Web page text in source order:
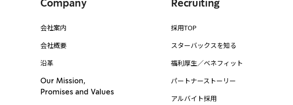
Company
会社案内
会社概要
沿革
Our Mission,
Promises and Values
Recruiting
採用TOP
スターバックスを知る
福利厚生／ベネフィット
パートナーストーリー
アルバイト採用